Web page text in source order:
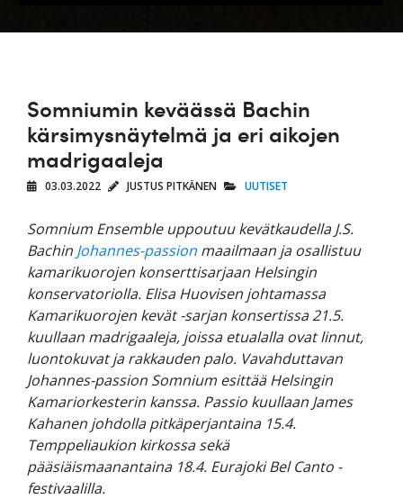
Somniumin keväässä Bachin
kärsimysnäytelmä ja eri aikojen
madrigaaleja
03.03.2022 JUSTUS PITKÄNEN UUTISET
Somnium Ensemble uppoutuu kevätkaudella J.S.
Bachin Johannes-passion maailmaan ja osallistuu
kamarikuorojen konserttisarjaan Helsingin
konservatoriolla. Elisa Huovisen johtamassa
Kamarikuorojen kevät -sarjan konsertissa 21.5.
kuullaan madrigaaleja, joissa etualalla ovat linnut,
luontokuvat ja rakkauden palo. Vavahduttavan
Johannes-passion Somnium esittää Helsingin
Kamariorkesterin kanssa. Passio kuullaan James
Kahanen johdolla pitkäperjantaina 15.4.
Temppeliaukion kirkossa sekä
pääsiäismaanantaina 18.4. Eurajoki Bel Canto -
festivaalilla.